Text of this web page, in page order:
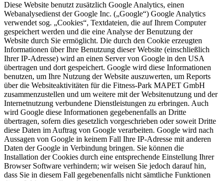
Diese Website benutzt zusätzlich Google Analytics, einen
Webanalysedienst der Google Inc. („Google“) Google Analytics
verwendet sog. „Cookies“, Textdateien, die auf Ihrem Computer
gespeichert werden und die eine Analyse der Benutzung der
Website durch Sie ermöglicht. Die durch den Cookie erzeugten
Informationen über Ihre Benutzung dieser Website (einschließlich
Ihrer IP-Adresse) wird an einen Server von Google in den USA
übertragen und dort gespeichert. Google wird diese Informationen
benutzen, um Ihre Nutzung der Website auszuwerten, um Reports
über die Websiteaktivitäten für die Fitness-Park MAPET GmbH
zusammenzustellen und um weitere mit der Websitenutzung und der
Internetnutzung verbundene Dienstleistungen zu erbringen. Auch
wird Google diese Informationen gegebenenfalls an Dritte
übertragen, sofern dies gesetzlich vorgeschrieben oder soweit Dritte
diese Daten im Auftrag von Google verarbeiten. Google wird nach
Aussagen von Google in keinem Fall Ihre IP-Adresse mit anderen
Daten der Google in Verbindung bringen. Sie können die
Installation der Cookies durch eine entsprechende Einstellung Ihrer
Browser Software verhindern; wir weisen Sie jedoch darauf hin,
dass Sie in diesem Fall gegebenenfalls nicht sämtliche Funktionen